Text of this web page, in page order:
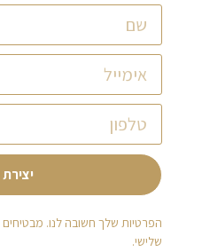
הפרטיות שלך חשובה לנו.
שלישי.